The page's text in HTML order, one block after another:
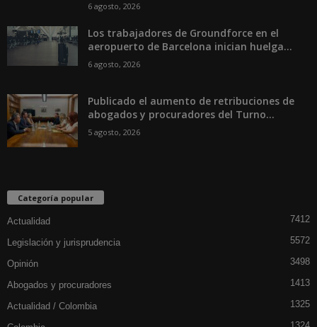
6 agosto, 2026
Los trabajadores de Groundforce en el
aeropuerto de Barcelona inician huelga...
6 agosto, 2026
Publicado el aumento de retribuciones de
abogados y procuradores del Turno...
5 agosto, 2026
Categoría popular
Actualidad 7412
Legislación y jurisprudencia 5572
Opinión 3498
Abogados y procuradores 1413
Actualidad / Colombia 1325